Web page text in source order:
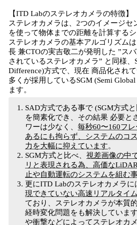
【ITD Labのステレオカメラの特徴】
ステレオカメラは、2つのイメージセ
を使って物体までの距離を計算する
ステレオカメラの基本アルゴリズム
長 兼CTOの実吉敬二が発明した ”ス
されているステレオカメラ” と同様、
Difference)方式で、現在 商品化され
多くが採用しているSGM (Semi
ます。
SAD方式である事で (SGM方式
を簡素化でき、その結果 必要と
ワーは少なく、 毎秒60〜160フ
あるにも拘らず、 システムのコ
力を大幅に抑え ています。
SGM方式と比べ、 視差画像の中
リと表現される為、高価なLiDAR
止や自動運転のシステムを組む
更にITD Labのステレオカメラに
現できていない高速リアルタイ
ており、ステレオカメラが本質
経時変化問題をも解決していま
や衝撃などによってステレオカ